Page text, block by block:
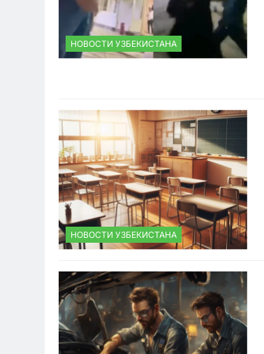
НОВОСТИ УЗБЕКИСТАНА
НОВОСТИ УЗБЕКИСТАНА